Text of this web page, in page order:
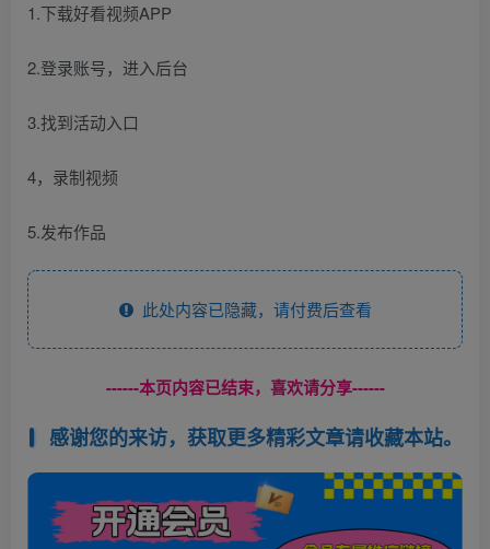
1.下载好看视频APP
2.登录账号，进入后台
3.找到活动入口
4，录制视频
5.发布作品
此处内容已隐藏，请付费后查看
------本页内容已结束，喜欢请分享------
感谢您的来访，获取更多精彩文章请收藏本站。